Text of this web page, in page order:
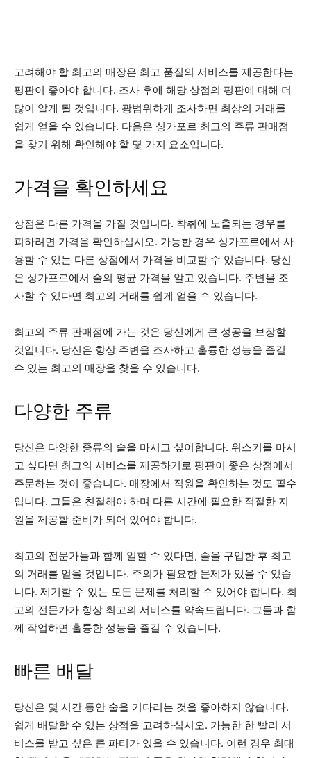
고려해야 할 최고의 매장은 최고 품질의 서비스를 제공한다는
평판이 좋아야 합니다. 조사 후에 해당 상점의 평판에 대해 더
많이 알게 될 것입니다. 광범위하게 조사하면 최상의 거래를
쉽게 얻을 수 있습니다. 다음은 싱가포르 최고의 주류 판매점
을 찾기 위해 확인해야 할 몇 가지 요소입니다.
가격을 확인하세요
상점은 다른 가격을 가질 것입니다. 착취에 노출되는 경우를
피하려면 가격을 확인하십시오. 가능한 경우 싱가포르에서 사
용할 수 있는 다른 상점에서 가격을 비교할 수 있습니다. 당신
은 싱가포르에서 술의 평균 가격을 알고 있습니다. 주변을 조
사할 수 있다면 최고의 거래를 쉽게 얻을 수 있습니다.
최고의 주류 판매점에 가는 것은 당신에게 큰 성공을 보장할
것입니다. 당신은 항상 주변을 조사하고 훌륭한 성능을 즐길
수 있는 최고의 매장을 찾을 수 있습니다.
다양한 주류
당신은 다양한 종류의 술을 마시고 싶어합니다. 위스키를 마시
고 싶다면 최고의 서비스를 제공하기로 평판이 좋은 상점에서
주문하는 것이 좋습니다. 매장에서 직원을 확인하는 것도 필수
입니다. 그들은 친절해야 하며 다른 시간에 필요한 적절한 지
원을 제공할 준비가 되어 있어야 합니다.
최고의 전문가들과 함께 일할 수 있다면, 술을 구입한 후 최고
의 거래를 얻을 것입니다. 주의가 필요한 문제가 있을 수 있습
니다. 제기할 수 있는 모든 문제를 처리할 수 있어야 합니다. 최
고의 전문가가 항상 최고의 서비스를 약속드립니다. 그들과 함
께 작업하면 훌륭한 성능을 즐길 수 있습니다.
빠른 배달
당신은 몇 시간 동안 술을 기다리는 것을 좋아하지 않습니다.
쉽게 배달할 수 있는 상점을 고려하십시오. 가능한 한 빨리 서
비스를 받고 싶은 큰 파티가 있을 수 있습니다. 이런 경우 최대